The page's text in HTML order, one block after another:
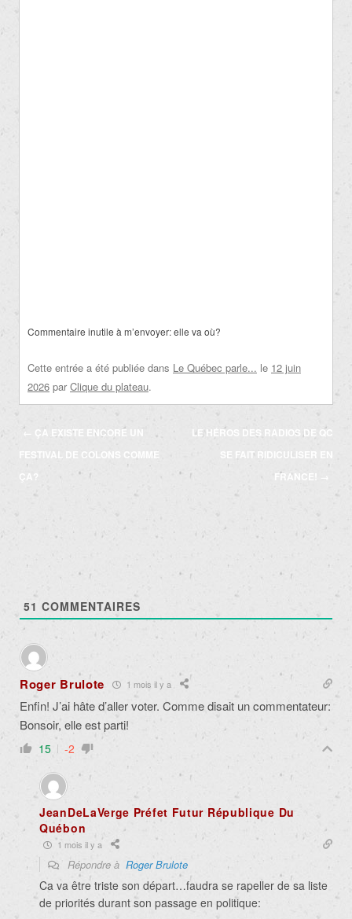
Commentaire inutile à m’envoyer: elle va où?
Cette entrée a été publiée dans Le Québec parle... le 12 juin
2026 par Clique du plateau.
Navigation
des
articles
←
ÇA EXISTE ENCORE UN
FESTIVAL DE COLONS COMME
ÇA?
LE HÉROS DES RADIOS DE QC
SE FAIT RIDICULISER EN
FRANCE!
→
51 COMMENTAIRES
Roger Brulote 1 mois il y a
Enfin! J’ai hâte d’aller voter. Comme disait un commentateur:
Bonsoir, elle est parti!
15 -2
JeanDeLaVerge Préfet Futur République Du
Québon
1 mois il y a
Répondre à Roger Brulote
Ca va être triste son départ…faudra se rapeller de sa liste
de priorités durant son passage en politique: